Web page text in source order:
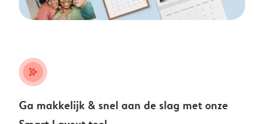
stars_plus
Ga makkelijk & snel aan de slag met onze